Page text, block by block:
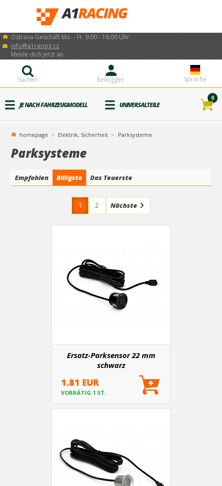
Ostrava-Geschäft Mo. - Fr. 9:00 - 16:00 Uhr
info@a1racing.cz
Sprache
Einloggen
Melde dich jetzt an
Suchen
JE NACH FAHRZEUGMODELL UNIVERSALTEILE
0
homepage Elektrik, Sicherheit Parksysteme
Parksysteme
Empfohlen Billigste Das Teuerste
1 2 Nächste
Ersatz-Parksensor 22 mm
schwarz
1.81 EUR
VORRÄTIG 1 ST.